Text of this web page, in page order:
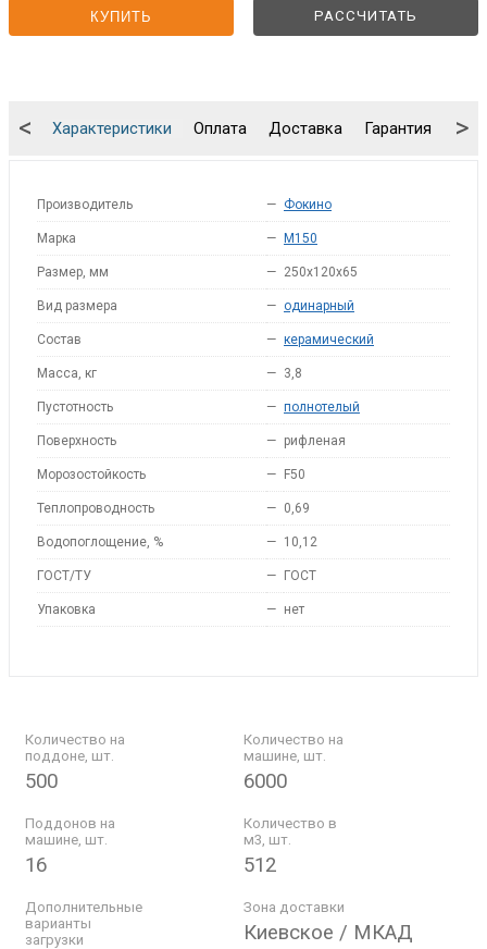
КУПИТЬ РАССЧИТАТЬ
Характеристики Оплата Доставка Гарантия
< >
Производитель — Фокино
Марка — M150
Размер, мм — 250x120x65
Вид размера — одинарный
Состав — керамический
Масса, кг — 3,8
Пустотность — полнотелый
Поверхность — рифленая
Морозостойкость — F50
Теплопроводность — 0,69
Водопоглощение, % — 10,12
ГОСТ/ТУ — ГОСТ
Упаковка — нет
Количество на
поддоне, шт.
500
Количество на
машине, шт.
6000
Поддонов на
машине, шт.
16
Количество в
м3, шт.
512
Дополнительные
варианты
загрузки
Зона доставки
Киевское / МКАД